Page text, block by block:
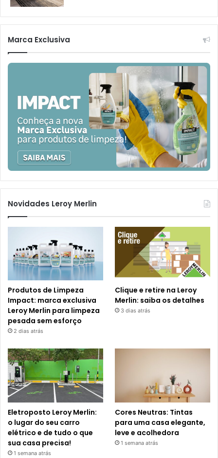
Marca Exclusiva
Novidades Leroy Merlin
Produtos de Limpeza
Impact: marca exclusiva
Leroy Merlin para limpeza
pesada sem esforço
2 dias atrás
Clique e retire na Leroy
Merlin: saiba os detalhes
3 dias atrás
Eletroposto Leroy Merlin:
o lugar do seu carro
elétrico e de tudo o que
sua casa precisa!
1 semana atrás
Cores Neutras: Tintas
para uma casa elegante,
leve e acolhedora
1 semana atrás